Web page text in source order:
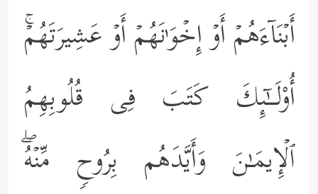
أَبۡنَاۤءَهُمۡ أَوۡ إِخۡوَ ٰ⁠نَهُمۡ أَوۡ عَشِیرَتَهُمۡۚ
أُوْلَــٰۤىِٕكَ كَتَبَ فِی قُلُوبِهِمُ
ٱلۡإِیمَـٰنَ وَأَیَّدَهُم بِرُوحࣲ مِّنۡهُۖ